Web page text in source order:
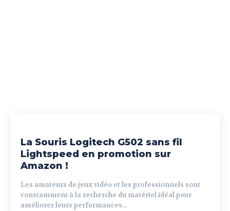
La Souris Logitech G502 sans fil
Lightspeed en promotion sur
Amazon !
Les amateurs de jeux vidéo et les professionnels sont
constamment à la recherche du matériel idéal pour
améliorer leurs performances...